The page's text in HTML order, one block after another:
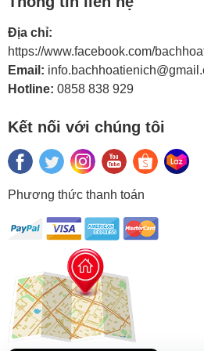
Tổng trọng lượng: 2000g
Mệnh giá 50 gồm 100 chip. Các
mệnh giá có 50 chip.
Kích thước thẻ chơi: 50 x 50 x 4mm
Kích thước thảm vải: 900 x
DANH SÁCH ĐỊA CHỈ
POKER Ở HÀ NỘI
NINH,BẮC NINH
HÓA,NGHỆ AN,KHÁNH HÒA
DƯƠNG,ĐỒNG NAI
DƯƠNG,BẮC GIANG
BÌNH,HÀ NAM,NAM ĐỊNH
Địa chỉ:
https://www.facebook.com/
Email:
Hotline: 0858 838 929
Kết nối với chúng tôi
Phương thức thanh toán